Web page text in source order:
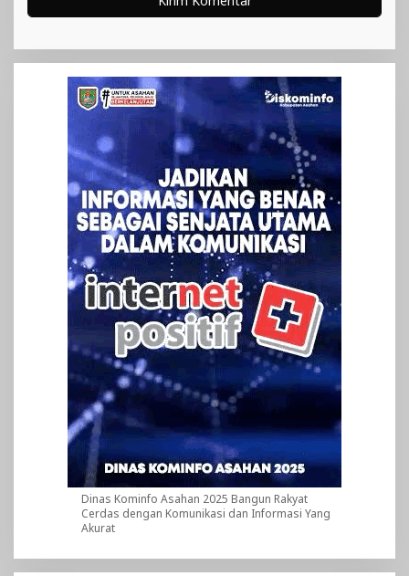
Dinas Kominfo Asahan 2025 Bangun Rakyat
Cerdas dengan Komunikasi dan Informasi Yang
Akurat